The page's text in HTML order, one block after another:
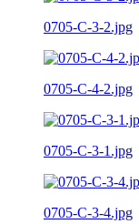
0705-C-3-2.jpg
0705-C-4-2.jpg
0705-C-3-1.jpg
0705-C-3-4.jpg